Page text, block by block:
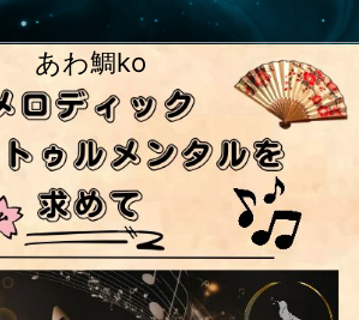
あわ鯛ko